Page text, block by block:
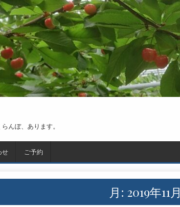
んぼ、あります。
せ ご予約
月: 2019年11月